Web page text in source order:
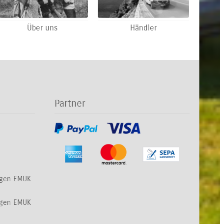
Über uns Händler
EMUK
EMUK
Partner